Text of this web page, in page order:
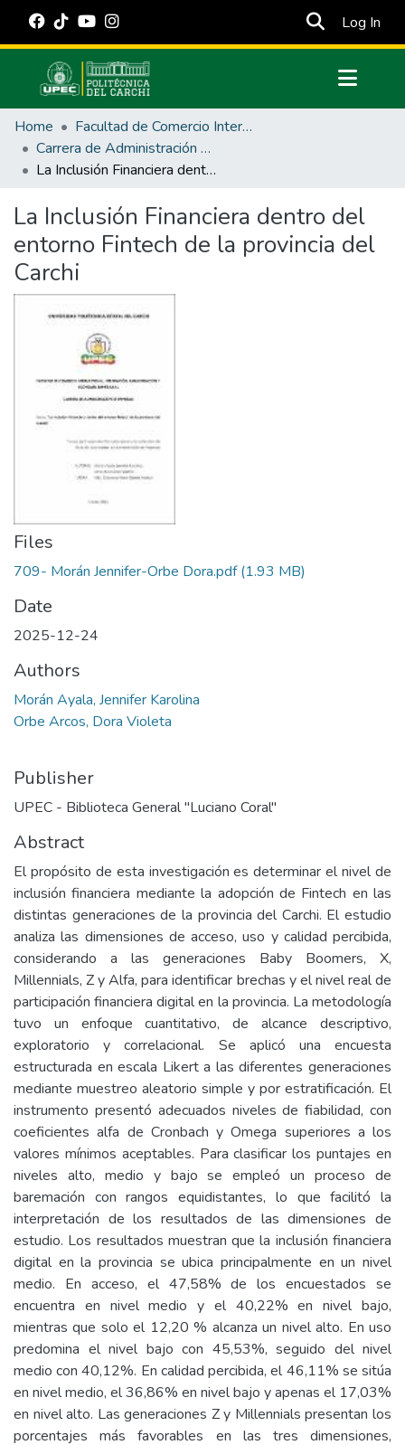
Log In
Communities & Collections
All of DSpace
Statistics
Estadísticas Externas
Manuales
Home
Facultad de Comercio Internacional, Integración, Administración y Economía Empresarial
Carrera de Administración de Empresas y Marketing
La Inclusión Financiera dentro del entorno Fintech de la provincia del Carchi
La Inclusión Financiera dentro del
entorno Fintech de la provincia del
Carchi
Files
709- Morán Jennifer-Orbe Dora.pdf(1.93 MB)
Date
2025-12-24
Authors
Morán Ayala, Jennifer Karolina
Orbe Arcos, Dora Violeta
Publisher
UPEC - Biblioteca General "Luciano Coral"
Abstract
El propósito de esta investigación es determinar el nivel de
inclusión financiera mediante la adopción de Fintech en las
distintas generaciones de la provincia del Carchi. El estudio
analiza las dimensiones de acceso, uso y calidad percibida,
considerando a las generaciones Baby Boomers, X,
Millennials, Z y Alfa, para identificar brechas y el nivel real de
participación financiera digital en la provincia. La metodología
tuvo un enfoque cuantitativo, de alcance descriptivo,
exploratorio y correlacional. Se aplicó una encuesta
estructurada en escala Likert a las diferentes generaciones
mediante muestreo aleatorio simple y por estratificación. El
instrumento presentó adecuados niveles de fiabilidad, con
coeficientes alfa de Cronbach y Omega superiores a los
valores mínimos aceptables. Para clasificar los puntajes en
niveles alto, medio y bajo se empleó un proceso de
baremación con rangos equidistantes, lo que facilitó la
interpretación de los resultados de las dimensiones de
estudio. Los resultados muestran que la inclusión financiera
digital en la provincia se ubica principalmente en un nivel
medio. En acceso, el 47,58% de los encuestados se
encuentra en nivel medio y el 40,22% en nivel bajo,
mientras que solo el 12,20 % alcanza un nivel alto. En uso
predomina el nivel bajo con 45,53%, seguido del nivel
medio con 40,12%. En calidad percibida, el 46,11% se sitúa
en nivel medio, el 36,86% en nivel bajo y apenas el 17,03%
en nivel alto. Las generaciones Z y Millennials presentan los
porcentajes más favorables en las tres dimensiones,